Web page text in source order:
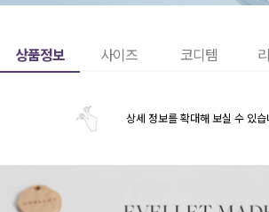
상품정보 사이즈 코디템
상세 정보를 확대해 보실 수 있습